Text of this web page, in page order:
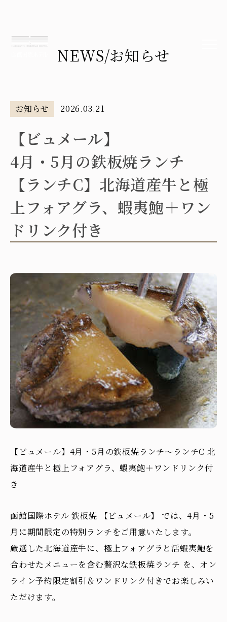
NEWS/お知らせ
お知らせ 2026.03.21
【ビュメール】
4月・5月の鉄板焼ランチ
【ランチC】北海道産牛と極
上フォアグラ、蝦夷鮑＋ワン
ドリンク付き
【ビュメール】4月・5月の鉄板焼ランチ～ランチC 北
海道産牛と極上フォアグラ、蝦夷鮑＋ワンドリンク付
き
函館国際ホテル 鉄板焼 【ビュメール】 では、4月・5
月に期間限定の特別ランチをご用意いたします。
厳選した北海道産牛に、極上フォアグラと活蝦夷鮑を
合わせたメニューを含む贅沢な鉄板焼ランチ を、オン
ライン予約限定割引＆ワンドリンク付きでお楽しみい
ただけます。